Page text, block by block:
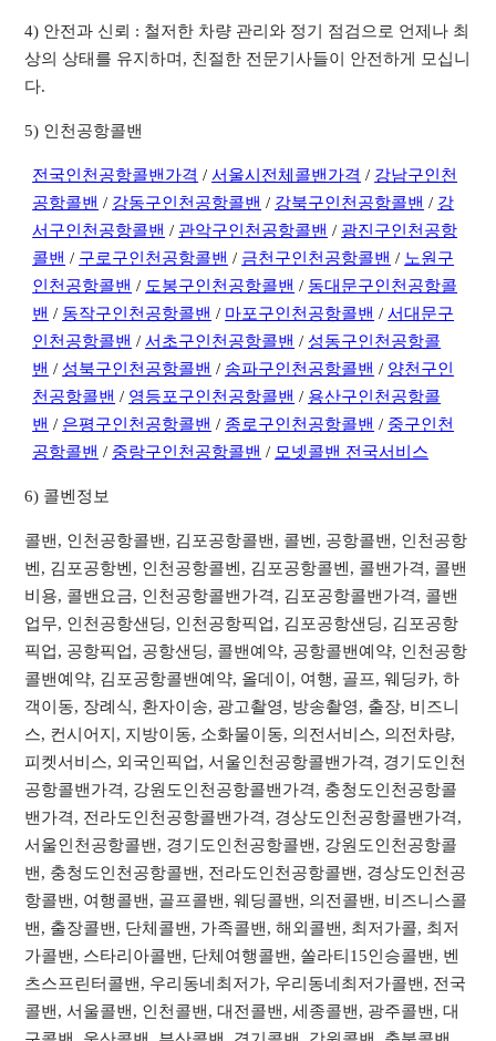
4) 안전과 신뢰 : 철저한 차량 관리와 정기 점검으로 언제나 최
상의 상태를 유지하며, 친절한 전문기사들이 안전하게 모십니
다.
5) 인천공항콜밴
전국인천공항콜밴가격 /서울시전체콜밴가격 / 강남구인천
공항콜밴 / 강동구인천공항콜밴 / 강북구인천공항콜밴 / 강
서구인천공항콜밴 / 관악구인천공항콜밴 / 광진구인천공항
콜밴 / 구로구인천공항콜밴 / 금천구인천공항콜밴 / 노원구
인천공항콜밴 / 도봉구인천공항콜밴 / 동대문구인천공항콜
밴 / 동작구인천공항콜밴 / 마포구인천공항콜밴 /서대문구
인천공항콜밴 /서초구인천공항콜밴 / 성동구인천공항콜
밴 / 성북구인천공항콜밴 / 송파구인천공항콜밴 / 양천구인
천공항콜밴 / 영등포구인천공항콜밴 / 용산구인천공항콜
밴 / 은평구인천공항콜밴 / 종로구인천공항콜밴 / 중구인천
공항콜밴 / 중랑구인천공항콜밴 / 모넷콜밴 전국서비스
6) 콜벤정보
콜밴, 인천공항콜밴, 김포공항콜밴, 콜벤, 공항콜밴, 인천공항
벤, 김포공항벤, 인천공항콜벤, 김포공항콜벤, 콜밴가격, 콜밴
비용, 콜밴요금, 인천공항콜밴가격, 김포공항콜밴가격, 콜밴
업무, 인천공항샌딩, 인천공항픽업, 김포공항샌딩, 김포공항
픽업, 공항픽업, 공항샌딩, 콜밴예약, 공항콜밴예약, 인천공항
콜밴예약, 김포공항콜밴예약, 올데이, 여행, 골프, 웨딩카, 하
객이동, 장례식, 환자이송, 광고촬영, 방송촬영, 출장, 비즈니
스, 컨시어지, 지방이동, 소화물이동, 의전서비스, 의전차량,
피켓서비스, 외국인픽업, 서울인천공항콜밴가격, 경기도인천
공항콜밴가격, 강원도인천공항콜밴가격, 충청도인천공항콜
밴가격, 전라도인천공항콜밴가격, 경상도인천공항콜밴가격,
서울인천공항콜밴, 경기도인천공항콜밴, 강원도인천공항콜
밴, 충청도인천공항콜밴, 전라도인천공항콜밴, 경상도인천공
항콜밴, 여행콜밴, 골프콜밴, 웨딩콜밴, 의전콜밴, 비즈니스콜
밴, 출장콜밴, 단체콜밴, 가족콜밴, 해외콜밴, 최저가콜, 최저
가콜밴, 스타리아콜밴, 단체여행콜밴, 쏠라티15인승콜밴, 벤
츠스프린터콜밴, 우리동네최저가, 우리동네최저가콜밴, 전국
콜밴, 서울콜밴, 인천콜밴, 대전콜밴, 세종콜밴, 광주콜밴, 대